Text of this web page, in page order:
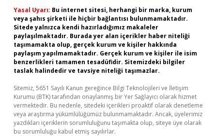
Yasal Uyarı: Bu internet sitesi, herhangi bir marka, kurum
veya şahıs şirketi ile hiçbir bağlantısı bulunmamaktadır.
Sitede yalnızca kendi hazırladığımız makaleler
paylaşılmaktadır. Burada yer alan içerikler haber niteliği
taşımamakta olup, gerçek kurum ve kişiler hakkında
paylaşım yapılmamaktadır. Gerçek kurum ve kişiler ile isim
benzerlikleri tamamen tesadüfidir. Sitemizdeki bilgiler
taslak halindedir ve tavsiye niteliği taşımazlar.
Sitemiz, 5651 Sayılı Kanun gereğince Bilgi Teknolojileri ve İletişim
Kurumu (BTK) tarafından onaylanmış bir Yer Sağlayıcı olarak hizmet
vermektedir. Bu nedenle, sitedeki içerikleri proaktif olarak denetleme
veya araştırma yükümlülüğümüz bulunmamaktadır. Ancak, üyelerimiz
yazdıkları içeriklerin sorumluluğunu taşımakta olup, siteye üye olarak
bu sorumluluğu kabul etmiş sayılırlar.